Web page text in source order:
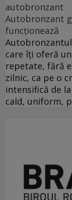
autobronzant
Autobronzant
funcționează
care îți oferă
repetate, fără
zilnic, ca pe o
intensifică de
cald, uniform,